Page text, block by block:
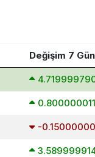
Değişim 7 Gün
-